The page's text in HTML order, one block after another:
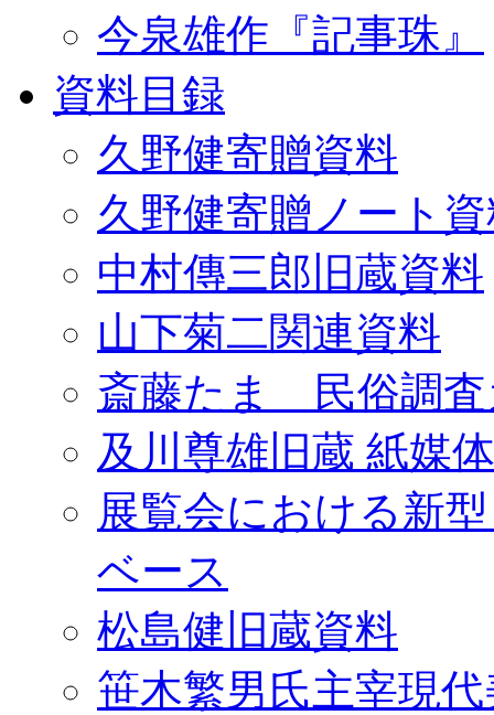
今泉雄作『記事珠』
資料目録
久野健寄贈資料
久野健寄贈ノート
中村傳三郎旧蔵資料
山下菊二関連資料
斎藤たま 民俗調査
及川尊雄旧蔵 紙媒
展覧会における新
ベース
松島健旧蔵資料
笹木繁男氏主宰現